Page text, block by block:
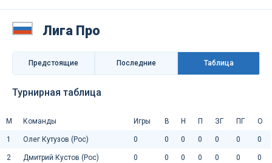
Лига Про
Предстоящие Последниe Таблица
Турнирная таблица
М Команды Игры В Н П ЗГ ПГ О
1 Олег Кутузов (Рос) 0 0 0 0 0 0 0
2 Дмитрий Кустов (Рос) 0 0 0 0 0 0 0